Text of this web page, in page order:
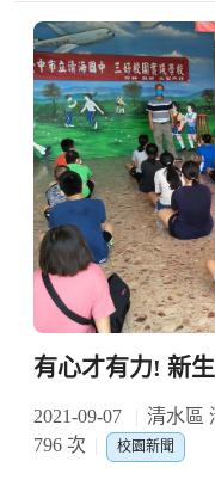
有心才有力! 新
2021-09-07 清水區
796 次
校園新聞